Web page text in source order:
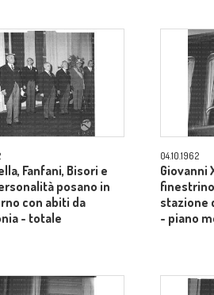
Fanfani, Bisori e
posano in
con abiti da
- totale
04.10.1962
Giovanni
stazione
- piano